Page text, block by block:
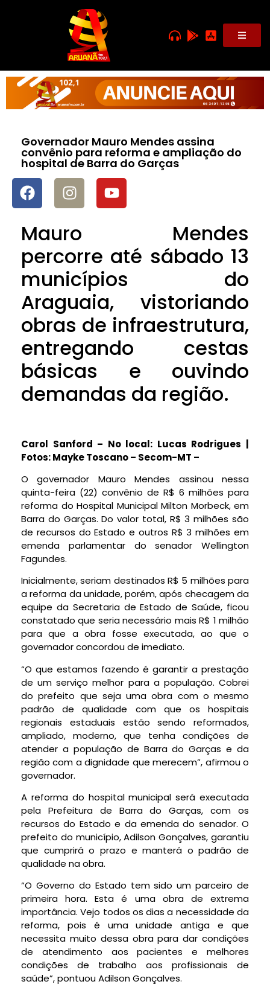
Governador Mauro Mendes assina
convênio para reforma e ampliação do
hospital de Barra do Garças
Mauro Mendes
percorre até sábado 13
municípios do
Araguaia, vistoriando
obras de infraestrutura,
entregando cestas
básicas e ouvindo
demandas da região.
Carol Sanford – No local: Lucas Rodrigues |
Fotos: Mayke Toscano – Secom-MT –
O governador Mauro Mendes assinou nessa
quinta-feira (22) convênio de R$ 6 milhões para
reforma do Hospital Municipal Milton Morbeck, em
Barra do Garças. Do valor total, R$ 3 milhões são
de recursos do Estado e outros R$ 3 milhões em
emenda parlamentar do senador Wellington
Fagundes.
Inicialmente, seriam destinados R$ 5 milhões para
a reforma da unidade, porém, após checagem da
equipe da Secretaria de Estado de Saúde, ficou
constatado que seria necessário mais R$ 1 milhão
para que a obra fosse executada, ao que o
governador concordou de imediato.
“O que estamos fazendo é garantir a prestação
de um serviço melhor para a população. Cobrei
do prefeito que seja uma obra com o mesmo
padrão de qualidade com que os hospitais
regionais estaduais estão sendo reformados,
ampliado, moderno, que tenha condições de
atender a população de Barra do Garças e da
região com a dignidade que merecem”, afirmou o
governador.
A reforma do hospital municipal será executada
pela Prefeitura de Barra do Garças, com os
recursos do Estado e da emenda do senador. O
prefeito do município, Adilson Gonçalves, garantiu
que cumprirá o prazo e manterá o padrão de
qualidade na obra.
“O Governo do Estado tem sido um parceiro de
primeira hora. Esta é uma obra de extrema
importância. Vejo todos os dias a necessidade da
reforma, pois é uma unidade antiga e que
necessita muito dessa obra para dar condições
de atendimento aos pacientes e melhores
condições de trabalho aos profissionais de
saúde”, pontuou Adilson Gonçalves.